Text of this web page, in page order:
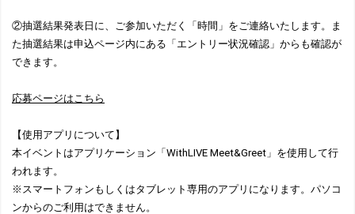
②抽選結果発表日に、ご参加いただく「時間」をご連絡いたします。ま
た抽選結果は申込ページ内にある「エントリー状況確認」からも確認が
できます。
応募ページはこちら
【使用アプリについて】
本イベントはアプリケーション「WithLIVE Meet&Greet」を使用して行
われます。
※スマートフォンもしくはタブレット専用のアプリになります。パソコ
ンからのご利用はできません。